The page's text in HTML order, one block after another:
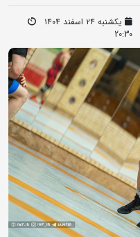
یکشنبه ۲۴ اسفند ۱۴۰۴
20:30